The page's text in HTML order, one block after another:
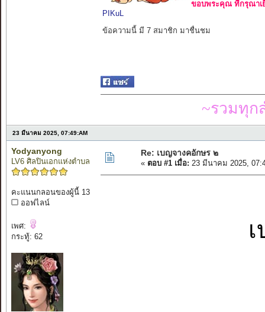
ขอบพระคุณ ที่กรุณาเ
PIKuL
ข้อความนี้ มี 7 สมาชิก มาชื่นชม
~รวมทุก
23 มีนาคม 2025, 07:49:AM
Yodyanyong
LV6 ศิลปินเอกแห่งตำบล
คะแนนกลอนของผู้นี้ 13
ออฟไลน์
เพศ:
กระทู้: 62
Re: เบญจางคอักษร ๒
« ตอบ #1 เมื่อ: 23 มีนาคม 2025,